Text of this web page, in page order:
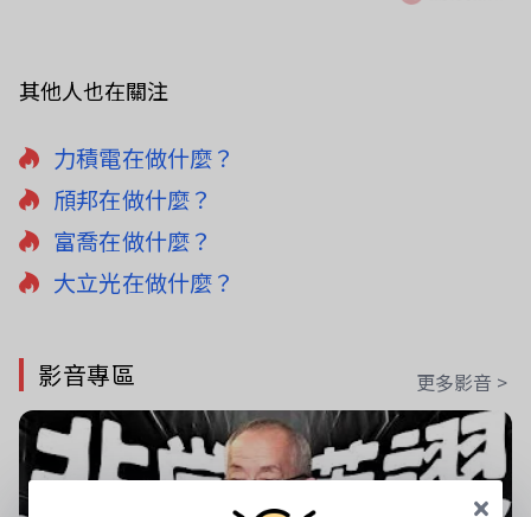
其他人也在關注
力積電在做什麼？
頎邦在做什麼？
富喬在做什麼？
大立光在做什麼？
影音專區 更多影音 >